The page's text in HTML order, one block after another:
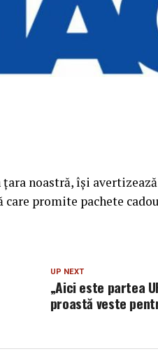
noastră, își
promite pachete
UP NEXT
„Aici este partea
proastă veste